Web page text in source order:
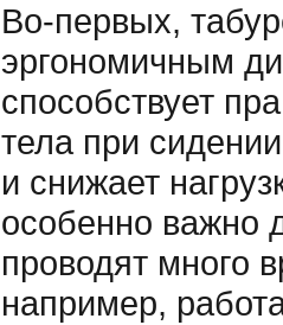
Во-первых,
эргономичным
способствует
тела при
и снижает
особенно важно
проводят много
например,